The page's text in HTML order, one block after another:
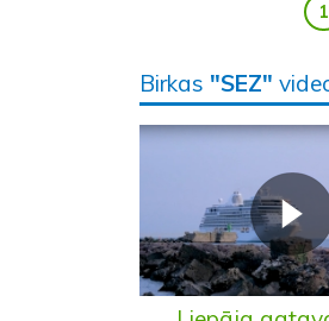
1
Birkas "SEZ"